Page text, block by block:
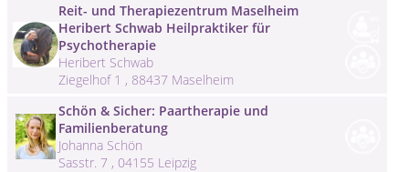
Reit- und Therapiezentrum Maselheim
Heribert Schwab Heilpraktiker für
Psychotherapie
Heribert Schwab
Ziegelhof 1 , 88437 Maselheim
Schön & Sicher: Paartherapie und
Familienberatung
Johanna Schön
Sasstr. 7 , 04155 Leipzig